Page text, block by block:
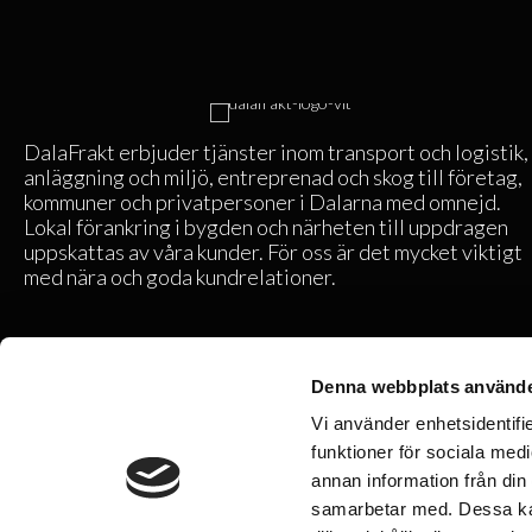
Denna webbplats
Vi använder
funktioner för sociala
annan information från
samarbetar med. Dessa
DalaFrakt erbjuder tjänster inom transport och logistik,
anläggning och miljö, entreprenad och skog till företag,
kommuner och privatpersoner i Dalarna med omnejd.
Lokal förankring i bygden och närheten till uppdragen
uppskattas av våra kunder. För oss är det mycket viktigt
med nära och goda kundrelationer.
Våra tjänster
Transporter